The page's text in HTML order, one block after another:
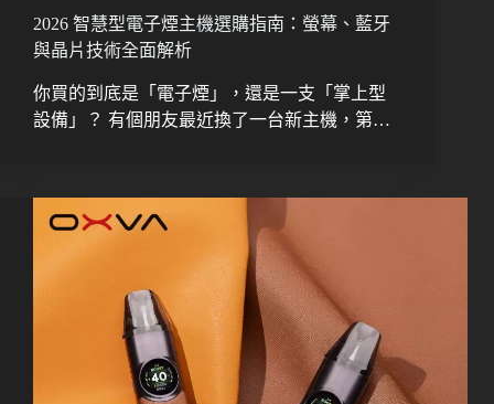
2026 智慧型電子煙主機選購指南：螢幕、藍牙
與晶片技術全面解析
你買的到底是「電子煙」，還是一支「掌上型
設備」？ 有個朋友最近換了一台新主機，第…